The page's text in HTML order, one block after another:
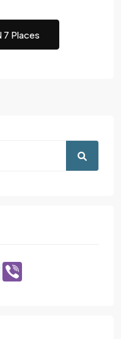
7 Places
Skype